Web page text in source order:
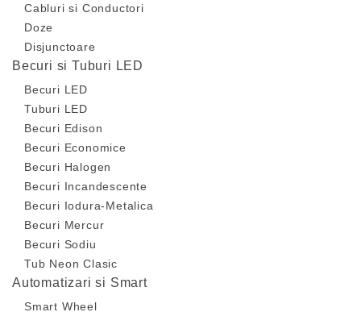
Cabluri si Conductori
Doze
Disjunctoare
Becuri si Tuburi LED
Becuri LED
Tuburi LED
Becuri Edison
Becuri Economice
Becuri Halogen
Becuri Incandescente
Becuri Iodura-Metalica
Becuri Mercur
Becuri Sodiu
Tub Neon Clasic
Automatizari si Smart
Smart Wheel